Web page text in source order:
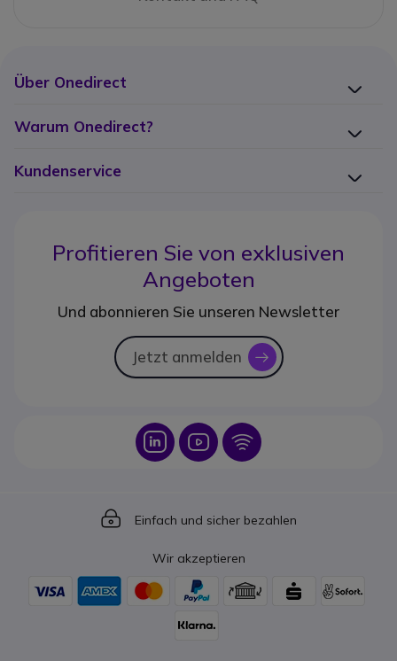
Über Onedirect
Warum Onedirect?
Kundenservice
Profitieren Sie von exklusiven
Angeboten
Und abonnieren Sie unseren Newsletter
Jetzt anmelden icon
Icon Icon Icon
Icon
Einfach und sicher bezahlen
Wir akzeptieren